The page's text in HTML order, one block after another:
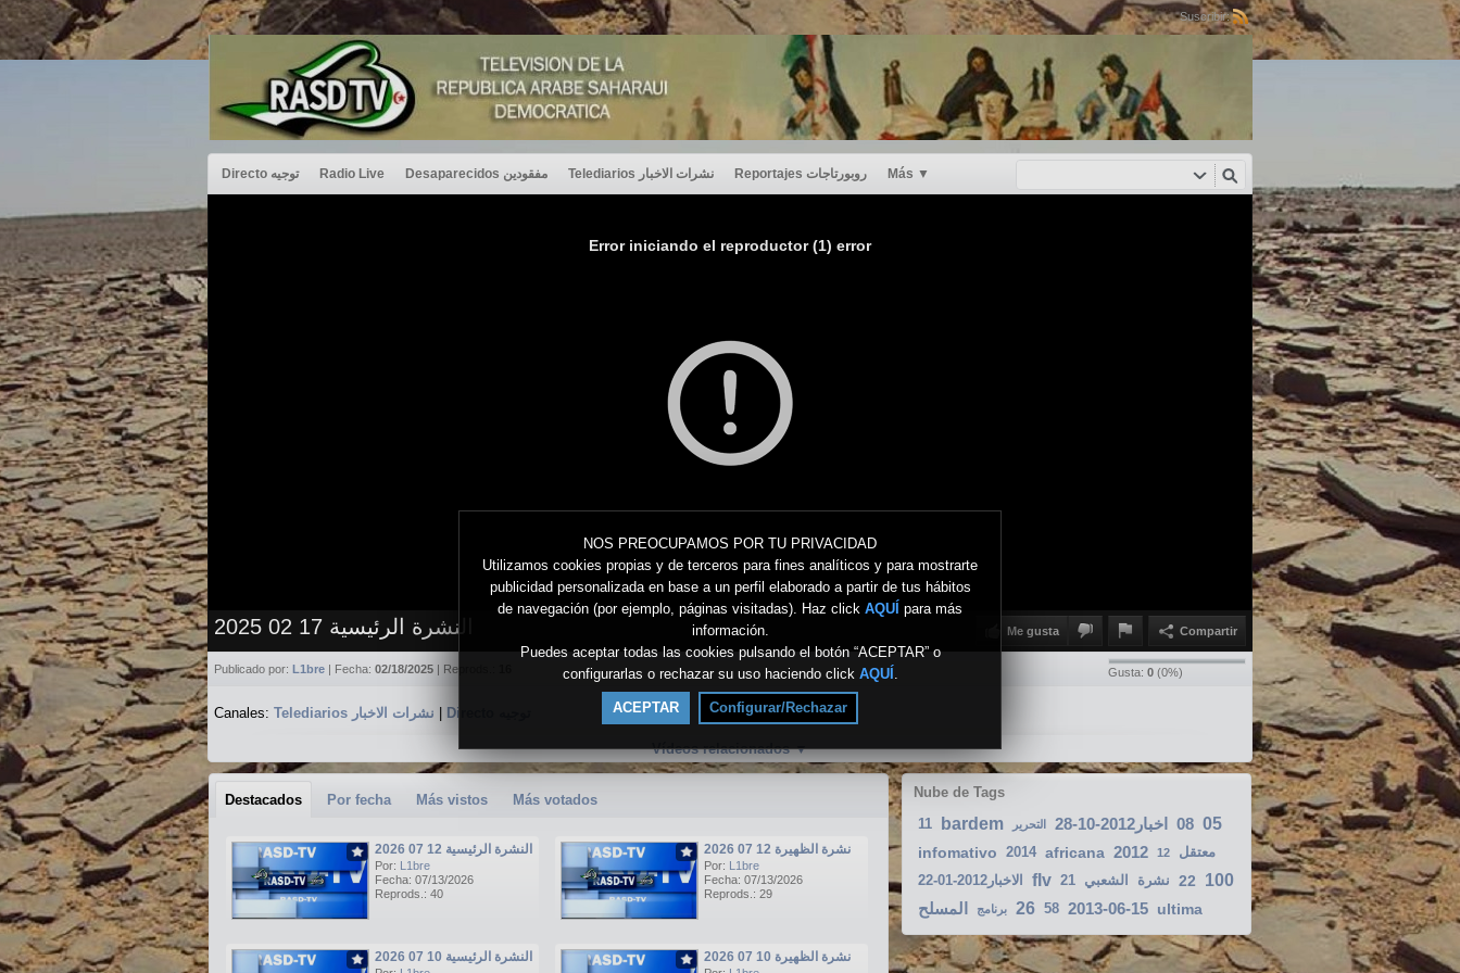
NOS PREOCUPAMOS POR TU PRIVACIDAD
Utilizamos cookies propias y de terceros para fines analíticos y para mostrarte
publicidad personalizada en base a un perfil elaborado a partir de tus hábitos
de navegación (por ejemplo, páginas visitadas). Haz click AQUÍ para más
información.
Puedes aceptar todas las cookies pulsando el botón “ACEPTAR” o
configurarlas o rechazar su uso haciendo click AQUÍ .
ACEPTAR Configurar/Rechazar
Suscribir:
Directo توجيه Radio Live Desaparecidos مفقودين Telediarios نشرات الاخبار Reportajes روبورتاجات Más ▼
Error iniciando el reproductor (1) error
Me gusta Compartir النشرة الرئيسية 17 02 2025
Gusta: 0 (0%)
Publicado por: L1bre | Fecha: 02/18/2025 | Reprods.:
Canales: Telediarios نشرات الاخبار
Vídeos relacionados▼
Nube de Tags
11
bardem التحرير اخبار2012-10-28 08 05
infomativo 2014 africana 2012 12
معتقل
الاخبار2012-01-22
flv 21 الشعبي نشرة 22
100
المسلح
برنامج 26 58 2013-06-15 ultima
Destacados Por fecha Más vistos Más votados
النشرة الرئيسية 12 07 2026
Por: L1bre
Fecha: 07/13/2026
Reprods.: 40
نشرة الظهيرة 12 07 2026
Por: L1bre
Fecha: 07/13/2026
Reprods.: 29
النشرة الرئيسية 10 07 2026 نشرة الظهيرة 10 07 2026